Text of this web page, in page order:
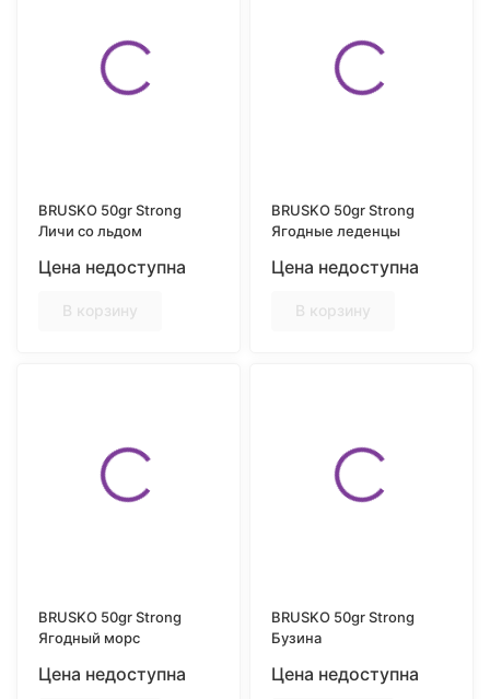
BRUSKO 50gr Strong
Личи со льдом
Цена недоступна
В корзину
BRUSKO 50gr Strong
Ягодные леденцы
Цена недоступна
В корзину
BRUSKO 50gr Strong
Ягодный морс
Цена недоступна
BRUSKO 50gr Strong
Бузина
Цена недоступна